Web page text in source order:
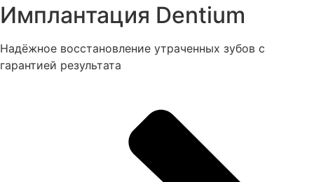
Имплантация Dentium
Надёжное восстановление утраченных зубов с
гарантией результата